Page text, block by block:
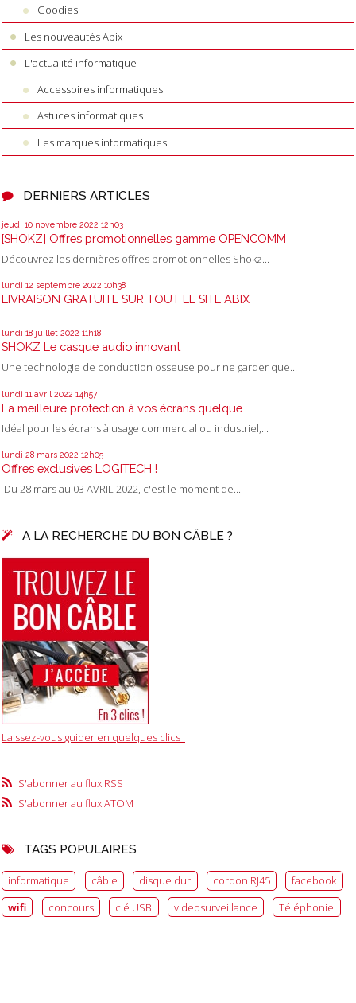
Goodies
Les nouveautés Abix
L'actualité informatique
Accessoires informatiques
Astuces informatiques
Les marques informatiques
DERNIERS ARTICLES
jeudi 10 novembre 2022 12h03
[SHOKZ] Offres promotionnelles gamme OPENCOMM
Découvrez les dernières offres promotionnelles Shokz...
lundi 12 septembre 2022 10h38
LIVRAISON GRATUITE SUR TOUT LE SITE ABIX
lundi 18 juillet 2022 11h18
SHOKZ Le casque audio innovant
Une technologie de conduction osseuse pour ne garder que...
lundi 11 avril 2022 14h57
La meilleure protection à vos écrans quelque...
Idéal pour les écrans à usage commercial ou industriel,...
lundi 28 mars 2022 12h05
Offres exclusives LOGITECH !
Du 28 mars au 03 AVRIL 2022, c'est le moment de...
A LA RECHERCHE DU BON CÂBLE ?
Laissez-vous guider en quelques clics !
S'abonner au flux RSS
S'abonner au flux ATOM
TAGS POPULAIRES
informatique câble disque dur cordon RJ45
facebook
wifi
concours clé USB videosurveillance Téléphonie